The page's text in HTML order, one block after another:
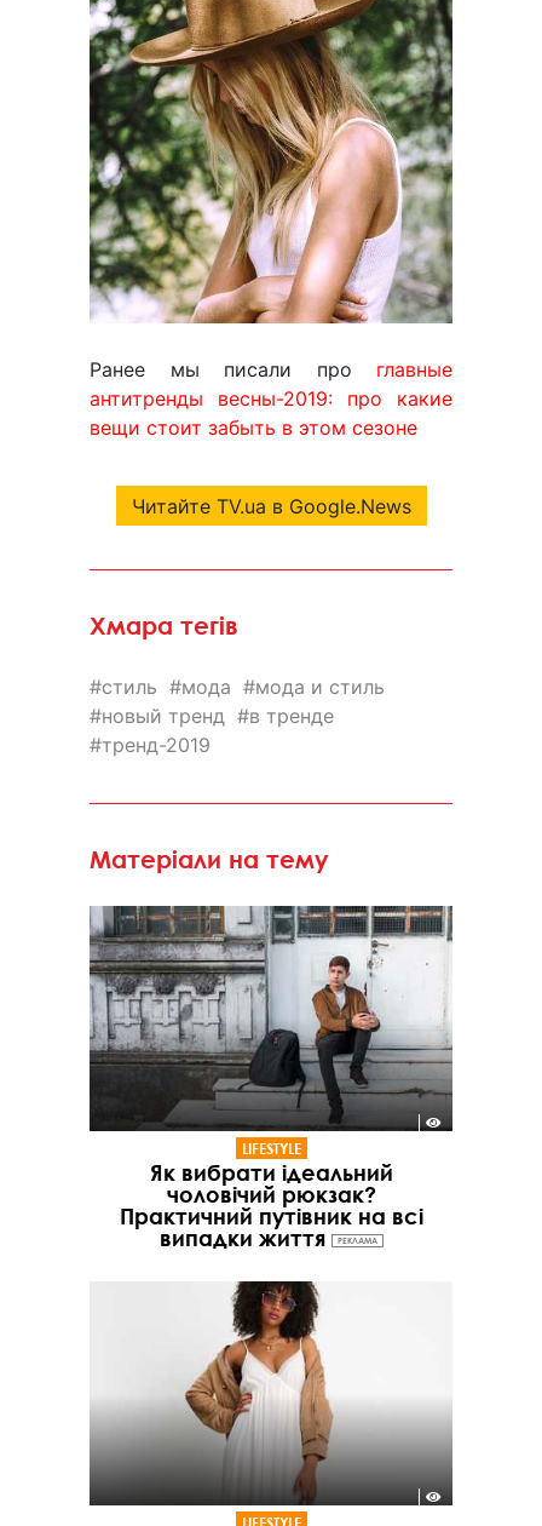
Ранее мы писали про главные
антитренды весны-2019: про какие
вещи стоит забыть в этом сезоне
Читайте TV.ua в Google.News
Хмара тегів
стиль мода
мода и стиль
новый тренд
в тренде
тренд-2019
Матеріали на тему
LIFESTYLE
Як вибрати ідеальний
чоловічий рюкзак?
Практичний путівник на всі
випадки життя
РЕКЛАМА